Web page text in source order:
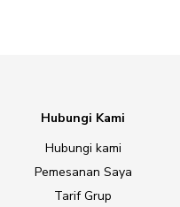
Hubungi Kami
Hubungi kami
Pemesanan Saya
Tarif Grup